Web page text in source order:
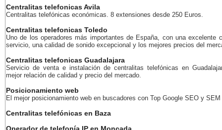
Centralitas telefonicas Avila
Centralitas telefónicas económicas. 8 extensiones desde 250 Euros.
Centralitas telefonicas Toledo
Uno de los operadores más importantes de España, con una excelente
servicio, una calidad de sonido excepcional y los mejores precios del
Centralitas telefonicas Guadalajara
Servicio de venta e instalación de centralitas telefónicas en
mejor relación de calidad y precio del mercado.
Posicionamiento web
El mejor posicionamiento web en buscadores con Top Google SEO y SEM
Centralitas telefónicas en Baza